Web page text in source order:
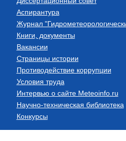
Аспирантура
Журнал
Книги, документы
Вакансии
Страницы истории
Противодействие коррупции
Условия труда
Интервью о сайте Meteoinfo.ru
Научно-техническая библиотека
Конкурсы